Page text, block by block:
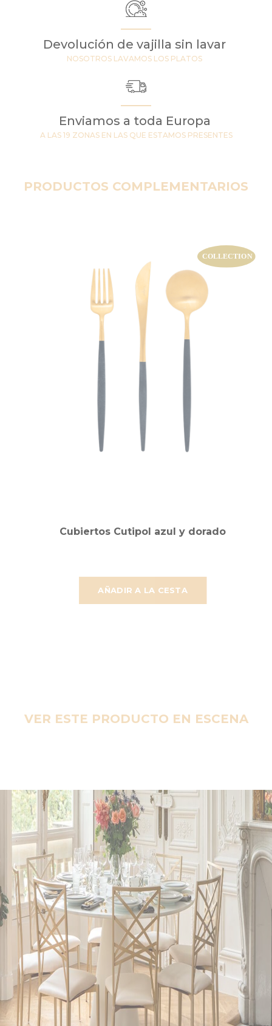
Devolución de vajilla sin lavar
NOSOTROS LAVAMOS LOS PLATOS
Enviamos a toda Europa
A LAS 19 ZONAS EN LAS QUE ESTAMOS PRESENTES
PRODUCTOS COMPLEMENTARIOS
AÑADIR A LA CESTA
Cubiertos Cutipol azul y dorado
VER ESTE PRODUCTO EN ESCENA